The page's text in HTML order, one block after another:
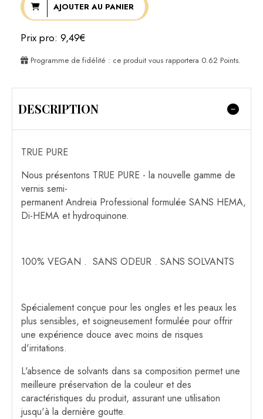
AJOUTER AU PANIER
Prix pro: 9,49€
Programme de fidélité : ce produit vous rapportera 0.62 Points.
DESCRIPTION
TRUE PURE
Nous présentons TRUE PURE - la nouvelle gamme de
vernis semi-
permanent Andreia Professional formulée SANS HEMA,
Di-HEMA et hydroquinone.
100% VEGAN . SANS ODEUR . SANS SOLVANTS
Spécialement conçue pour les ongles et les peaux les
plus sensibles, et soigneusement formulée pour offrir
une expérience douce avec moins de risques
d'irritations.
L'absence de solvants dans sa composition permet une
meilleure préservation de la couleur et des
caractéristiques du produit, assurant une utilisation
jusqu'à la dernière goutte.